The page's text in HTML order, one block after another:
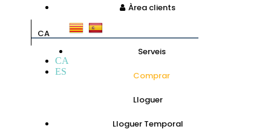
Àrea clients
CA
CA
ES
Serveis
Comprar
Lloguer
Lloguer Temporal